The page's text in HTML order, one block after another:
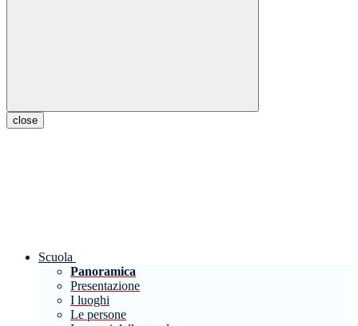
close
Scuola
Panoramica
Presentazione
I luoghi
Le persone